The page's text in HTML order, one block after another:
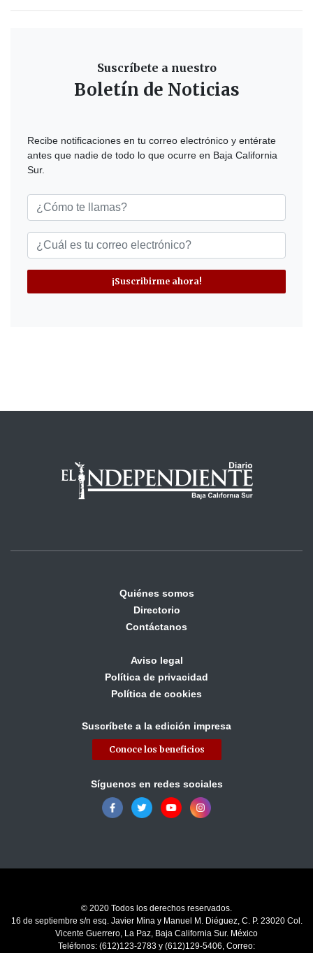
Suscríbete a nuestro
Boletín de Noticias
Recibe notificaciones en tu correo electrónico y entérate
antes que nadie de todo lo que ocurre en Baja California
Sur.
¡Suscribirme ahora!
Quiénes somos
Directorio
Contáctanos
Aviso legal
Política de privacidad
Política de cookies
Suscríbete a la edición impresa
Conoce los beneficios
Síguenos en redes sociales
© 2020 Todos los derechos reservados.
16 de septiembre s/n esq. Javier Mina y Manuel M. Diéguez, C. P. 23020 Col.
Vicente Guerrero, La Paz, Baja California Sur. México
Teléfonos: (612)123-2783 y (612)129-5406, Correo: